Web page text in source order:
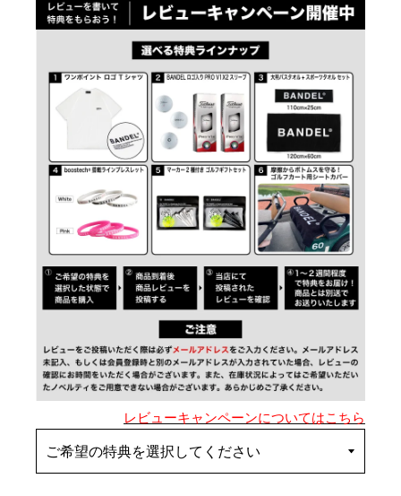
レビューキャンペーンについてはこちら